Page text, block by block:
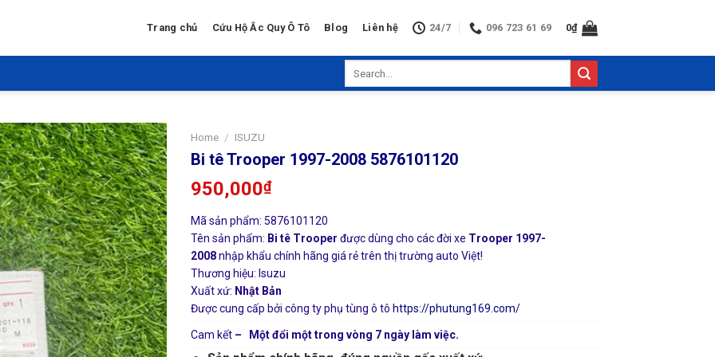
Trang chủ Cứu Hộ Ắc Quy Ô Tô Blog Liên hệ 24/7 096 723 61 69 0₫
Home / ISUZU
Bi tê Trooper 1997-2008 5876101120
950,000₫
Mã sản phẩm: 5876101120
Tên sản phẩm: Bi tê Trooper được dùng cho các đời xe Trooper 1997-
2008nhập khẩu chính hãng giá rẻ trên thị trường auto Việt!
Thương hiệu: Isuzu
Xuất xứ: Nhật Bản
Được cung cấp bởi công ty phụ tùng ô tô https://phutung169.com/
Cam kết – Một đổi một trong vòng 7 ngày làm việc.